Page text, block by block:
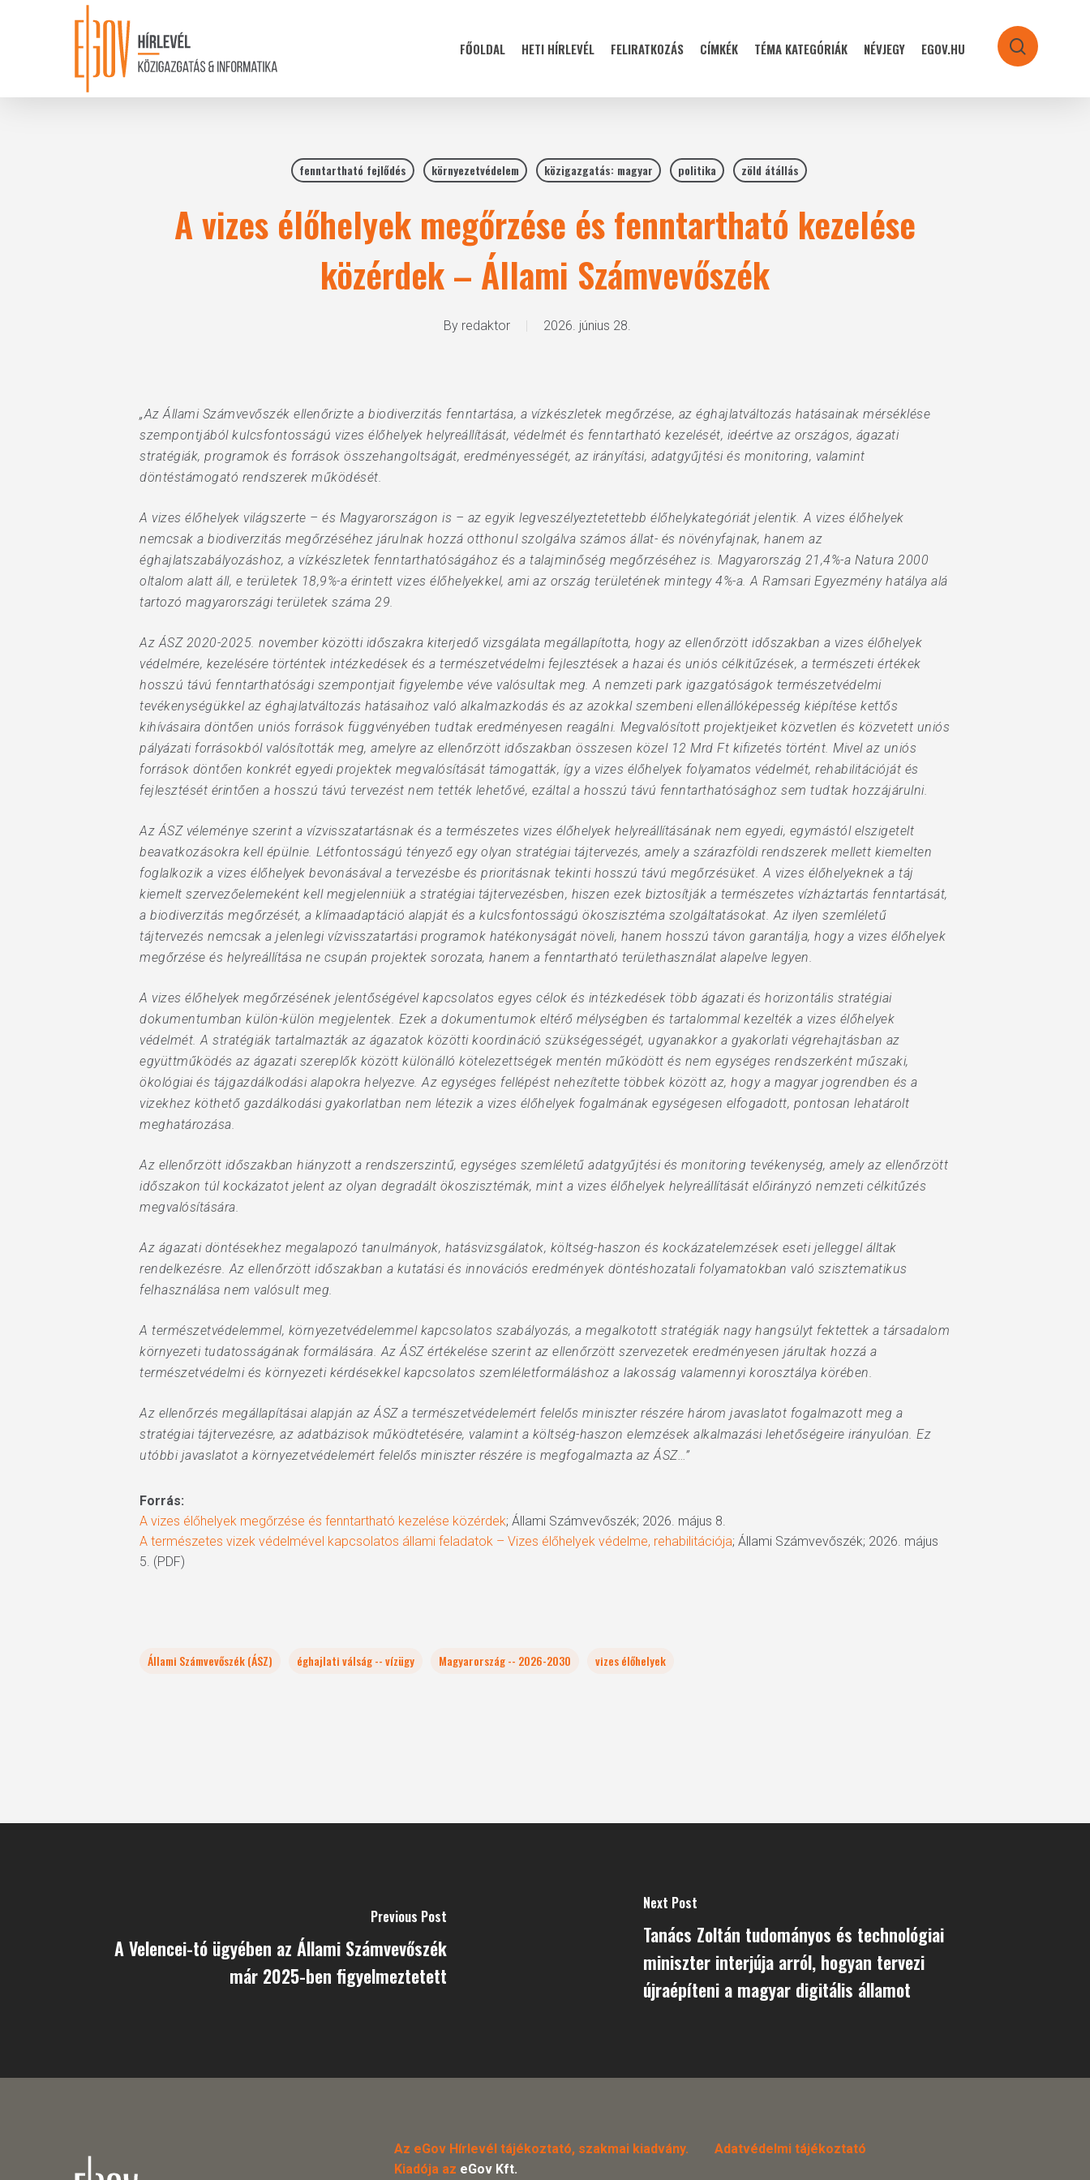
Hit enter to search or ESC to close
FŐOLDAL HETI HÍRLEVÉL FELIRATKOZÁS CÍMKÉK TÉMA KATEGÓRIÁK NÉVJEGY EGOV.HU search
fenntartható fejlődés környezetvédelem közigazgatás: magyar politika zöld átállás
A vizes élőhelyek megőrzése és fenntartható kezelése
közérdek – Állami Számvevőszék
By redaktor 2026. június 28.
„Az Állami Számvevőszék ellenőrizte a biodiverzitás fenntartása, a vízkészletek megőrzése, az éghajlatváltozás hatásainak mérséklése
szempontjából kulcsfontosságú vizes élőhelyek helyreállítását, védelmét és fenntartható kezelését, ideértve az országos, ágazati
stratégiák, programok és források összehangoltságát, eredményességét, az irányítási, adatgyűjtési és monitoring, valamint
döntéstámogató rendszerek működését.
A vizes élőhelyek világszerte – és Magyarországon is – az egyik legveszélyeztetettebb élőhelykategóriát jelentik. A vizes élőhelyek
nemcsak a biodiverzitás megőrzéséhez járulnak hozzá otthonul szolgálva számos állat- és növényfajnak, hanem az
éghajlatszabályozáshoz, a vízkészletek fenntarthatóságához és a talajminőség megőrzéséhez is. Magyarország 21,4%-a Natura 2000
oltalom alatt áll, e területek 18,9%-a érintett vizes élőhelyekkel, ami az ország területének mintegy 4%-a. A Ramsari Egyezmény hatálya alá
tartozó magyarországi területek száma 29.
Az ÁSZ 2020-2025. november közötti időszakra kiterjedő vizsgálata megállapította, hogy az ellenőrzött időszakban a vizes élőhelyek
védelmére, kezelésére történtek intézkedések és a természetvédelmi fejlesztések a hazai és uniós célkitűzések, a természeti értékek
hosszú távú fenntarthatósági szempontjait figyelembe véve valósultak meg. A nemzeti park igazgatóságok természetvédelmi
tevékenységükkel az éghajlatváltozás hatásaihoz való alkalmazkodás és az azokkal szembeni ellenállóképesség kiépítése kettős
kihívásaira döntően uniós források függvényében tudtak eredményesen reagálni. Megvalósított projektjeiket közvetlen és közvetett uniós
pályázati forrásokból valósították meg, amelyre az ellenőrzött időszakban összesen közel 12 Mrd Ft kifizetés történt. Mivel az uniós
források döntően konkrét egyedi projektek megvalósítását támogatták, így a vizes élőhelyek folyamatos védelmét, rehabilitációját és
fejlesztését érintően a hosszú távú tervezést nem tették lehetővé, ezáltal a hosszú távú fenntarthatósághoz sem tudtak hozzájárulni.
Az ÁSZ véleménye szerint a vízvisszatartásnak és a természetes vizes élőhelyek helyreállításának nem egyedi, egymástól elszigetelt
beavatkozásokra kell épülnie. Létfontosságú tényező egy olyan stratégiai tájtervezés, amely a szárazföldi rendszerek mellett kiemelten
foglalkozik a vizes élőhelyek bevonásával a tervezésbe és prioritásnak tekinti hosszú távú megőrzésüket. A vizes élőhelyeknek a táj
kiemelt szervezőelemeként kell megjelenniük a stratégiai tájtervezésben, hiszen ezek biztosítják a természetes vízháztartás fenntartását,
a biodiverzitás megőrzését, a klímaadaptáció alapját és a kulcsfontosságú ökoszisztéma szolgáltatásokat. Az ilyen szemléletű
tájtervezés nemcsak a jelenlegi vízvisszatartási programok hatékonyságát növeli, hanem hosszú távon garantálja, hogy a vizes élőhelyek
megőrzése és helyreállítása ne csupán projektek sorozata, hanem a fenntartható területhasználat alapelve legyen.
A vizes élőhelyek megőrzésének jelentőségével kapcsolatos egyes célok és intézkedések több ágazati és horizontális stratégiai
dokumentumban külön-külön megjelentek. Ezek a dokumentumok eltérő mélységben és tartalommal kezelték a vizes élőhelyek
védelmét. A stratégiák tartalmazták az ágazatok közötti koordináció szükségességét, ugyanakkor a gyakorlati végrehajtásban az
együttműködés az ágazati szereplők között különálló kötelezettségek mentén működött és nem egységes rendszerként műszaki,
ökológiai és tájgazdálkodási alapokra helyezve. Az egységes fellépést nehezítette többek között az, hogy a magyar jogrendben és a
vizekhez köthető gazdálkodási gyakorlatban nem létezik a vizes élőhelyek fogalmának egységesen elfogadott, pontosan lehatárolt
meghatározása.
Az ellenőrzött időszakban hiányzott a rendszerszintű, egységes szemléletű adatgyűjtési és monitoring tevékenység, amely az ellenőrzött
időszakon túl kockázatot jelent az olyan degradált ökoszisztémák, mint a vizes élőhelyek helyreállítását előirányzó nemzeti célkitűzés
megvalósítására.
Az ágazati döntésekhez megalapozó tanulmányok, hatásvizsgálatok, költség-haszon és kockázatelemzések eseti jelleggel álltak
rendelkezésre. Az ellenőrzött időszakban a kutatási és innovációs eredmények döntéshozatali folyamatokban való szisztematikus
felhasználása nem valósult meg.
A természetvédelemmel, környezetvédelemmel kapcsolatos szabályozás, a megalkotott stratégiák nagy hangsúlyt fektettek a társadalom
környezeti tudatosságának formálására. Az ÁSZ értékelése szerint az ellenőrzött szervezetek eredményesen járultak hozzá a
természetvédelmi és környezeti kérdésekkel kapcsolatos szemléletformáláshoz a lakosság valamennyi korosztálya körében.
Az ellenőrzés megállapításai alapján az ÁSZ a természetvédelemért felelős miniszter részére három javaslatot fogalmazott meg a
stratégiai tájtervezésre, az adatbázisok működtetésére, valamint a költség-haszon elemzések alkalmazási lehetőségeire irányulóan. Ez
utóbbi javaslatot a környezetvédelemért felelős miniszter részére is megfogalmazta az ÁSZ…”
Forrás:
A vizes élőhelyek megőrzése és fenntartható kezelése közérdek; Állami Számvevőszék; 2026. május 8.
A természetes vizek védelmével kapcsolatos állami feladatok – Vizes élőhelyek védelme, rehabilitációja; Állami Számvevőszék; 2026. május
5. (PDF)
Állami Számvevőszék (ÁSZ) éghajlati válság -- vízügy Magyarország -- 2026-2030 vizes élőhelyek
Previous Post
A Velencei-tó ügyében az Állami Számvevőszék
már 2025-ben figyelmeztetett
Next Post
Tanács Zoltán tudományos és technológiai
miniszter interjúja arról, hogyan tervezi
újraépíteni a magyar digitális államot
Az eGov Hírlevél tájékoztató, szakmai kiadvány.
Kiadója az eGov Kft.
Adatvédelmi tájékoztató